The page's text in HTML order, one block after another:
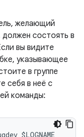
желающий
должен состоять в
вы видите
указывающее
в группе
себя в неё с
команды: